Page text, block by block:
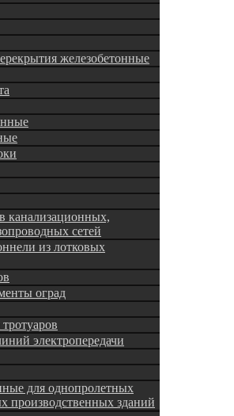
железобетонные
канализационных,
сетей
из лотковых
оград
электропередачи
для однопролетных
производственных зданий